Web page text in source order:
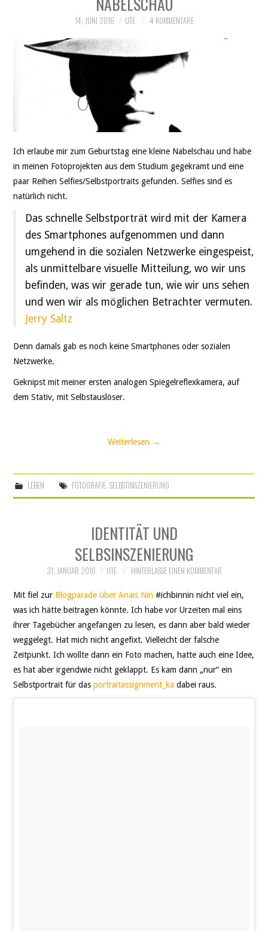
DATENSCHUTZ
14. JUNI 2016 UTE 4 KOMMENTARE
Ich erlaube mir zum Geburtstag eine kleine Nabelschau und habe
in meinen Fotoprojekten aus dem Studium gegekramt und eine
paar Reihen Selfies/Selbstportraits gefunden. Selfies sind es
natürlich nicht.
Das schnelle Selbstporträt wird mit der Kamera
des Smartphones aufgenommen und dann
umgehend in die sozialen Netzwerke eingespeist,
als unmittelbare visuelle Mitteilung, wo wir uns
befinden, was wir gerade tun, wie wir uns sehen
und wen wir als möglichen Betrachter vermuten.
Jerry Saltz
Denn damals gab es noch keine Smartphones oder sozialen
Netzwerke.
Geknipst mit meiner ersten analogen Spiegelreflexkamera, auf
dem Stativ, mit Selbstauslöser.
Weiterlesen →
LEBEN FOTOGRAFIE, SELBSTINSZENIERUNG
IDENTITÄT UND
SELBSINSZENIERUNG
31. JANUAR 2016 UTE HINTERLASSE EINEN KOMMENTAR
Mit fiel zur Blogparade über Anais Nin #ichbinnin nicht viel ein,
was ich hätte beitragen könnte. Ich habe vor Urzeiten mal eins
ihrer Tagebücher angefangen zu lesen, es dann aber bald wieder
weggelegt. Hat mich nicht angefixt. Vielleicht der falsche
Zeitpunkt. Ich wollte dann ein Foto machen, hatte auch eine Idee,
es hat aber irgendwie nicht geklappt. Es kam dann „nur“ ein
Selbstportrait für dasportraitassignment_ka dabei raus.